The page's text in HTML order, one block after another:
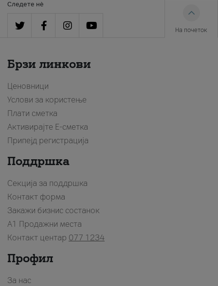
Следете нè
На почеток
Брзи линкови
Ценовници
Услови за користење
Плати сметка
Активирајте Е-сметка
Припејд регистрација
Поддршка
Секција за поддршка
Контакт форма
Закажи бизнис состанок
A1 Продажни места
Контакт центар 077 1234
Профил
За нас